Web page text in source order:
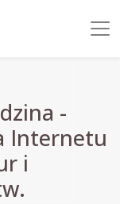
-
Internetu
i